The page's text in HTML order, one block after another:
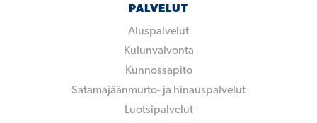
PALVELUT
Aluspalvelut
Kulunvalvonta
Kunnossapito
Satamajäänmurto- ja hinauspalvelut
Luotsipalvelut